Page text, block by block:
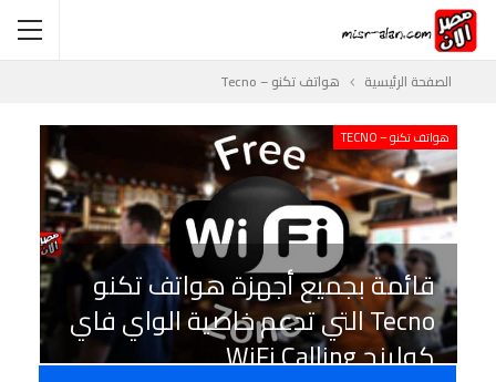
الصفحة الرئيسية هواتف تكنو – Tecno
هواتف تكنو – TECNO
قائمة بجميع أجهزة هواتف تكنو
Tecno التي تدعم خاصية الواي فاي
كولينج WiFi Calling